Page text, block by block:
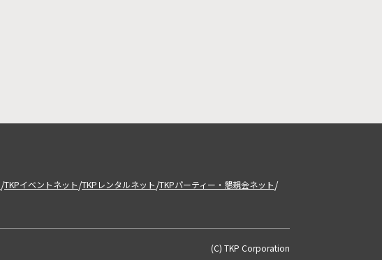
/TKPイベントネット/TKPレンタルネット/TKPパーティー・懇親会ネット/
(C) TKP Corporation